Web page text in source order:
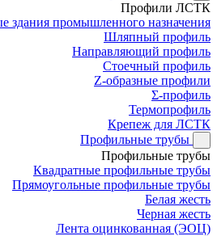
Профили ЛСТК
здания промышленного назначения
Шляпный профиль
Направляющий профиль
Стоечный профиль
Z-образные профили
Σ-профиль
Термопрофиль
Крепеж для ЛСТК
Профильные трубы
Профильные трубы
Квадратные профильные трубы
Прямоугольные профильные трубы
Белая жесть
Черная жесть
Лента оцинкованная (ЭОЦ)